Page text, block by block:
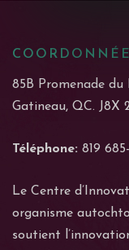
85B Promenade du
Gatineau, QC. J8X
Téléphone: 819
Le Centre
organisme
soutient